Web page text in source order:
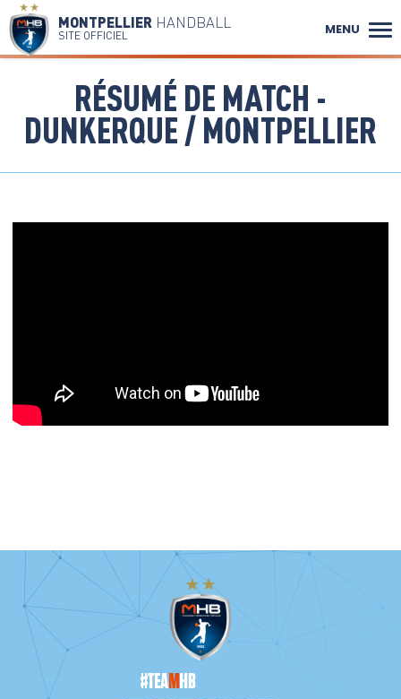
MONTPELLIERHANDBALL
SITE OFFICIEL MENU
RÉSUMÉ DE MATCH -
DUNKERQUE / MONTPELLIER